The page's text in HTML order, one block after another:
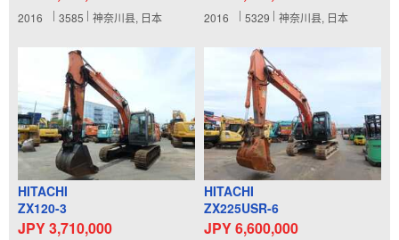
2016 3585 神奈川县, 日本 2016 5329 神奈川县, 日本
HITACHI
ZX120-3
JPY 3,710,000
HITACHI
ZX225USR-6
JPY 6,600,000